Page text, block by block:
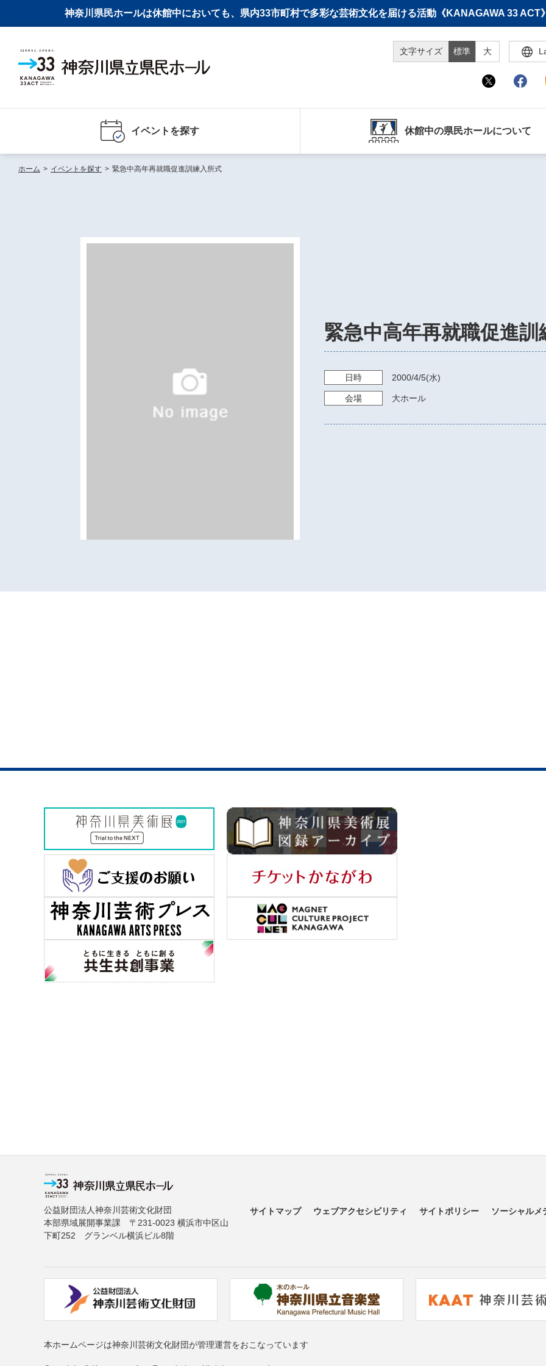
神奈川県民ホールは休館中においても、県内33市町村で多彩な芸術文化を届ける活動《KANAGAWA 33
文字サイズ 標準 大
イベントを探す 休館中の県民ホールについて
ホーム > イベントを探す > 緊急中高年再就職促進訓練入所式
緊急中高年再就職促進訓
日時 2000/4/5(水)
会場 大ホール
公益財団法人神奈川芸術文化財団
本部県域展開事業課 〒231-0023 横浜市中区山
下町252 グランベル横浜ビル8階
サイトマップ ウェブアクセシビリティ サイトポリシー ソーシャルメ
本ホームページは神奈川芸術文化財団が管理運営をおこなっています